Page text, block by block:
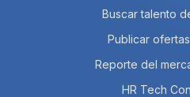
Buscar talento
Publicar
Reporte del
HR Tech